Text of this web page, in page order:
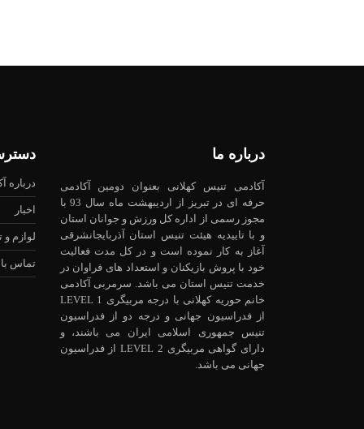
درباره ما
آکادمی تنیس کهلانی بعنوان دومین آکادمی
حرفه ای در تبریز از اردیبهشت ماه سال 93 با
مجوز رسمی از اداره کل ورزش و جوانان استان
و با تاییدیه هیئت تنیس استان آذربایجانشرقی
آغاز به کار نموده است و در کل مدت فعالیت
خود با پروش بازیکنان و استعداد های فراوان در
خدمت تنیس استان می باشد. سرمربی آکادمی
خانم حوریه کهلانی با درجه مربیگری LEVEL 1
از فدراسیون جهانی و درجه دو از فدراسیون
تنیس جمهوری اسلامی ایران می باشند، و
دارای گواهی مربیگری LEVEL 2 از فدراسیون
جهانی می باشد.
درباره
اخبار
لوازم و
تماس